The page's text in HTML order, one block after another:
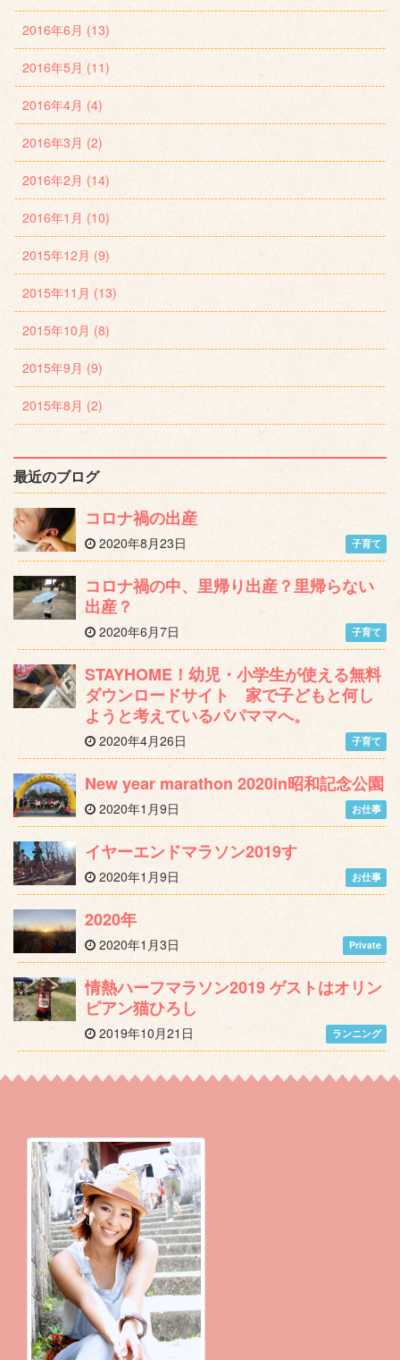
2016年6月 (13)
2016年5月 (11)
2016年4月 (4)
2016年3月 (2)
2016年2月 (14)
2016年1月 (10)
2015年12月 (9)
2015年11月 (13)
2015年10月 (8)
2015年9月 (9)
2015年8月 (2)
最近のブログ
コロナ禍の出産
2020年8月23日 子育て
コロナ禍の中、里帰り出産？里帰らない
出産？
2020年6月7日 子育て
STAYHOME！幼児・小学生が使える無料
ダウンロードサイト 家で子どもと何し
ようと考えているパパママへ。
2020年4月26日 子育て
New year marathon 2020in昭和記念公園
2020年1月9日 お仕事
イヤーエンドマラソン2019す
2020年1月9日 お仕事
2020年
2020年1月3日 Private
情熱ハーフマラソン2019 ゲストはオリン
ピアン猫ひろし
2019年10月21日 ランニング